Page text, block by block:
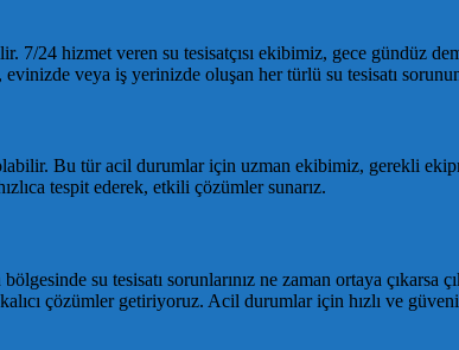
7/24 hizmet veren su tesisatçısı ekibimiz, gece gündüz
veya iş yerinizde oluşan her türlü su tesisatı
Bu tür acil durumlar için uzman ekibimiz, gerekli
tespit ederek, etkili çözümler sunarız.
su tesisatı sorunlarınız ne zaman ortaya çıkarsa
çözümler getiriyoruz. Acil durumlar için hızlı ve